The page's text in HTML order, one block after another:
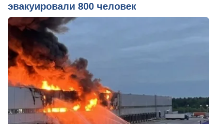
эвакуировали 800 человек